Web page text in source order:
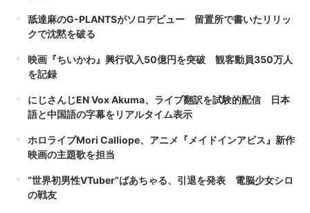
舐達麻のG-PLANTSがソロデビュー 留置所で書いたリリッ
クで沈黙を破る
映画『ちいかわ』興行収入50億円を突破 観客動員350万人
を記録
にじさんじEN Vox Akuma、ライブ翻訳を試験的配信 日本
語と中国語の字幕をリアルタイム表示
ホロライブMori Calliope、アニメ『メイドインアビス』新作
映画の主題歌を担当
“世界初男性VTuber”ばあちゃる、引退を発表 電脳少女シロ
の戦友